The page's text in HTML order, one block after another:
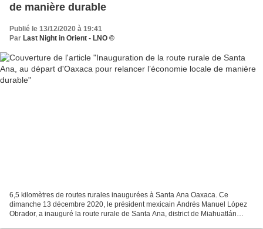
de manière durable
Publié le 13/12/2020 à 19:41
Par Last Night in Orient - LNO ©
6,5 kilomètres de routes rurales inaugurées à Santa Ana Oaxaca. Ce
dimanche 13 décembre 2020, le président mexicain Andrés Manuel López
Obrador, a inauguré la route rurale de Santa Ana, district de Miahuatlán